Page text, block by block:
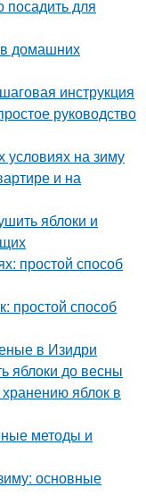
посадить для
домашних
инструкция
руководство
на зиму
и на
яблоки и
простой способ
простой способ
в Изидри
яблоки до весны
яблок в
методы и
основные